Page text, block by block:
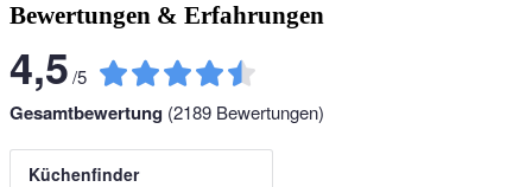
Bewertungen & Erfahrungen
4,5/5
Gesamtbewertung (2189 Bewertungen)
Küchenfinder